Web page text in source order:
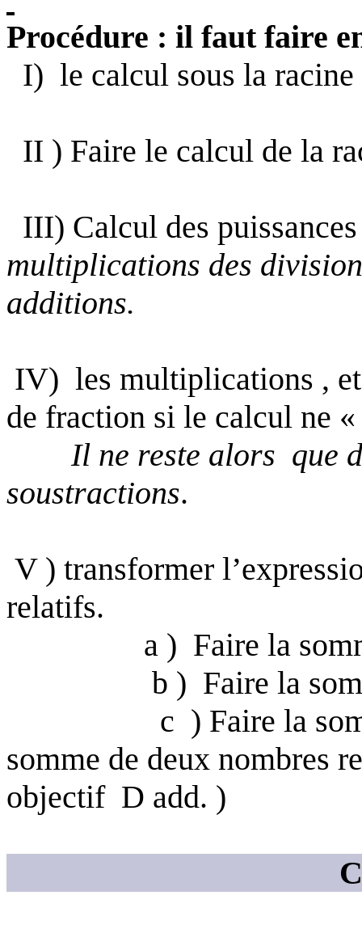
Procédure : il faut faire
I) le calcul sous la
II ) Faire le calcul de la
III) Calcul des
multiplications des
additions.
IV) les multiplications ,
de fraction si le calcul ne
Il ne reste alors que
soustractions.
V ) transformer
relatifs.
a ) Faire la
b ) Faire la
c ) Faire la
somme de deux nombres
objectif D add. )
C